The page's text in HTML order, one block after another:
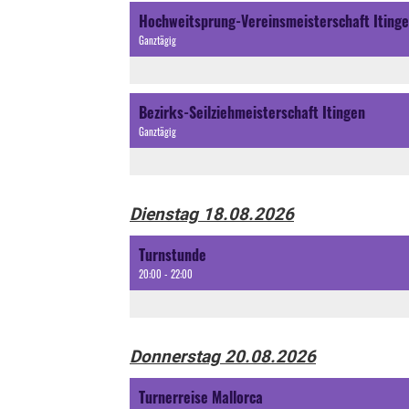
Hochweitsprung-Vereinsmeisterschaft
Ganztägig
Bezirks-Seilziehmeisterschaft Itingen
Ganztägig
Dienstag 18.08.2026
Turnstunde
20:00 - 22:00
Donnerstag 20.08.2026
Turnerreise Mallorca